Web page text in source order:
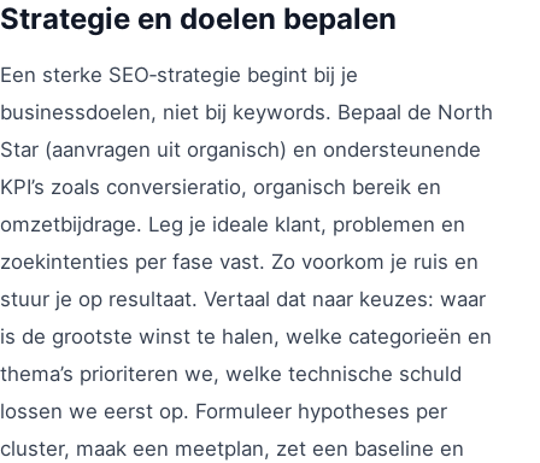
Strategie en doelen bepalen
Een sterke SEO‑strategie begint bij je
businessdoelen, niet bij keywords. Bepaal de North
Star (aanvragen uit organisch) en ondersteunende
KPI’s zoals conversieratio, organisch bereik en
omzetbijdrage. Leg je ideale klant, problemen en
zoekintenties per fase vast. Zo voorkom je ruis en
stuur je op resultaat. Vertaal dat naar keuzes: waar
is de grootste winst te halen, welke categorieën en
thema’s prioriteren we, welke technische schuld
lossen we eerst op. Formuleer hypotheses per
cluster, maak een meetplan, zet een baseline en